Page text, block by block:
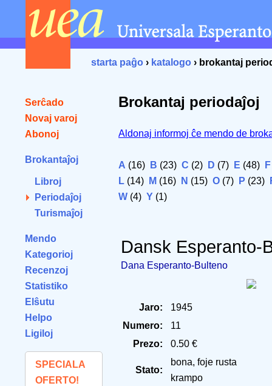
starta paĝo › katalogo › brokantaj
Serĉado
Novaj varoj
Abonoj
Brokantaĵoj
Libroj
Periodaĵoj
Turismaĵoj
Mendo
Kategorioj
Recenzoj
Statistiko
Elŝutu
Helpo
Ligiloj
SPECIALA
OFERTO!
Brokantaj periodaĵoj
Aldonaj informoj ĉe mendo de
A (16) B (23) C (2) D (7) E (48) F
L (14) M (16) N (15) O (7) P (23)
W (4) Y (1)
Dansk Esperanto-
Dana Esperanto-Bulteno
Jaro:
1945
Numero:
11
Prezo:
0.50 €
Stato:
bona, foje rusta
krampo